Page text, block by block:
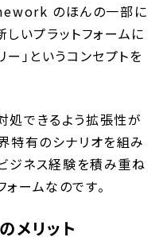
のほんの一部に
いプラットフォームに
ー」というコンセプトを
処できるよう拡張性が
特有のシナリオを組み
ジネス経験を積み重ね
ームなのです。
リット